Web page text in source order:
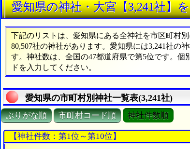
愛知県の神社・大宮【3,241社】
下記のリストは、愛知県にある全神社を市区町村
80,507社の神社があります。愛知県には3,241社の
す。神社数は、全国の47都道府県で第5位です。
ドを入力してください。
愛知県の市町村別神社一覧表(3,241社)
ぶりがな順 市町村コード順 神社件数順
【神社件数：第1位～第10位】